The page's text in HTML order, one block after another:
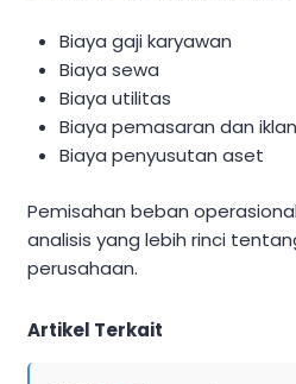
Biaya gaji karyawan
Biaya sewa
Biaya utilitas
Biaya pemasaran dan iklan
Biaya penyusutan aset
Pemisahan beban
analisis yang lebih rinci
perusahaan.
Artikel Terkait